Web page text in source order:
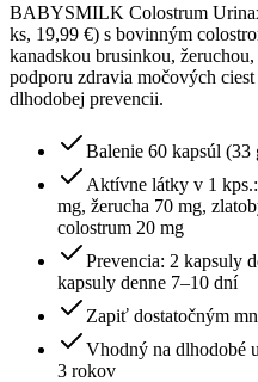
BABYSMILK Colostrum
ks, 19,99 €) s bovinným
kanadskou brusinkou,
podporu zdravia močových
dlhodobej prevencii.
Balenie 60 kapsúl (33
Aktívne látky v 1
mg, žerucha 70 mg,
colostrum 20 mg
Prevencia: 2 kapsuly
kapsuly denne 7–10 dní
Zapiť dostatočným
Vhodný na dlhodobé
3 rokov